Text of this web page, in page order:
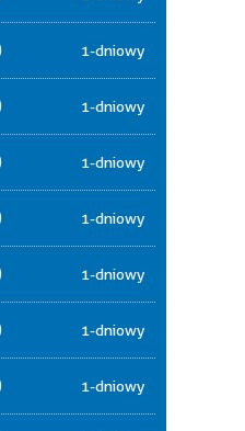
1-dniowy
1-dniowy
1-dniowy
1-dniowy
1-dniowy
1-dniowy
1-dniowy